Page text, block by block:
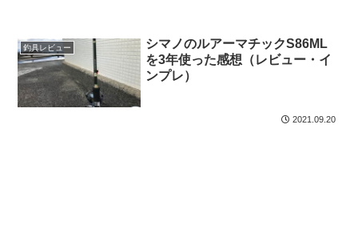
釣具レビュー
シマノのルアーマチックS86ML
を3年使った感想（レビュー・イ
ンプレ）
2021.09.20